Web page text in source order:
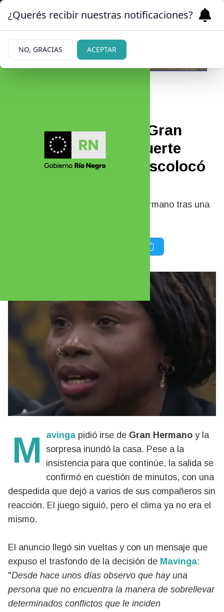
Mavinga abandonó Gran
Hermano tras una fuerte
acusación que la descolocó
Qué pasó con Mavinga en Gran Hermano tras una
Mavinga pidió irse de Gran Hermano y la
sorpresa inundó la casa. Pese a la
insistencia para que continúe, la salida se
confirmó en cuestión de minutos, con una
despedida que dejó a varios de sus compañeros sin
reacción. El juego siguió, pero el clima ya no era el
mismo.
El anuncio llegó sin vueltas y con un mensaje que
expuso el trasfondo de la decisión de Mavinga:
"Desde hace unos días observo que hay una
persona que no encuentra la manera de sobrellevar
determinados conflictos que le inciden
¿Querés recibir nuestras notificaciones?
NO, GRACIAS ACEPTAR